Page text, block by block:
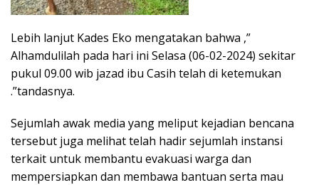
Lebih lanjut Kades Eko mengatakan bahwa ,”
Alhamdulilah pada hari ini Selasa (06-02-2024) sekitar
pukul 09.00 wib jazad ibu Casih telah di ketemukan
.”tandasnya.
Sejumlah awak media yang meliput kejadian bencana
tersebut juga melihat telah hadir sejumlah instansi
terkait untuk membantu evakuasi warga dan
mempersiapkan dan membawa bantuan serta mau